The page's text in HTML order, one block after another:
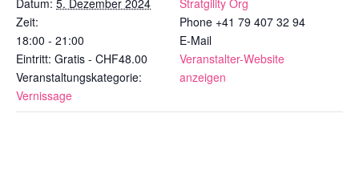
Datum: 5. Dezember 2024
Zeit:
18:00 - 21:00
Eintritt: Gratis - CHF48.00
Veranstaltungskategorie:
Vernissage
Stratgility Org
Phone +41 79 407 32 94
E-Mail
Veranstalter-Website
anzeigen